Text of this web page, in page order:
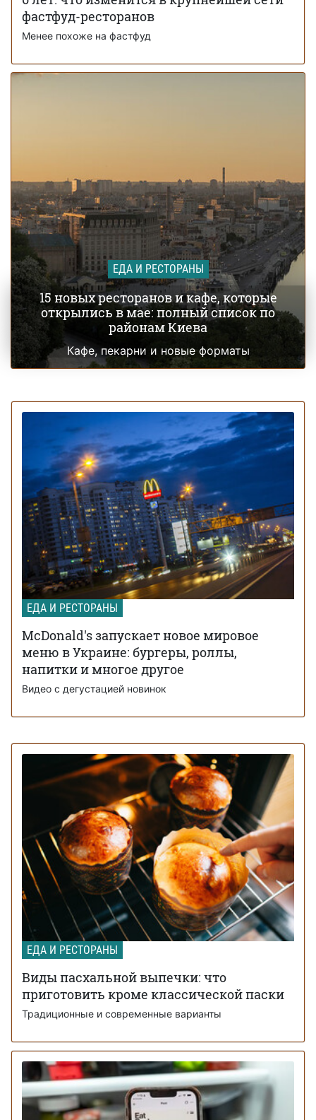
03 декабря 14:00
новогодний стол-2025: что нужно купить уже сейчас
фастфуд-ресторанов
Менее похоже на фастфуд
ЕДА И РЕСТОРАНЫ
15 новых ресторанов и кафе, которые
открылись в мае: полный список по
районам Киева
Кафе, пекарни и новые форматы
ЕДА И РЕСТОРАНЫ
McDonald's запускает новое мировое
меню в Украине: бургеры, роллы,
напитки и многое другое
Видео с дегустацией новинок
ЕДА И РЕСТОРАНЫ
Виды пасхальной выпечки: что
приготовить кроме классической паски
Традиционные и современные варианты